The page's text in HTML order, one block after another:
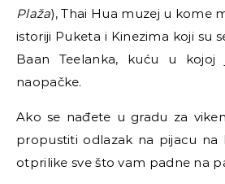
Plaža), Thai Hua muzej u kome
istoriji Puketa i Kinezima koji su
Baan Teelanka, kuću u kojoj
naopačke.
Ako se nađete u gradu za
propustiti odlazak na pijacu na
otprilike sve što vam padne na